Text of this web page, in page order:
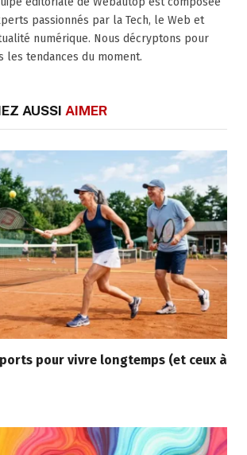
passionnés par la Tech, le Web et
numérique. Nous décryptons pour
les tendances du moment.
AUSSI AIMER
pour vivre longtemps (et ceux à